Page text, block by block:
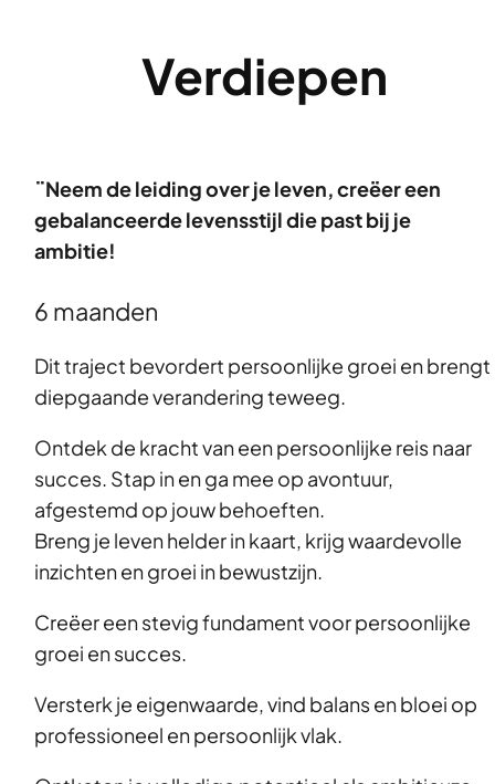
Verdiepen
¨Neem de leiding over je leven, creëer een
gebalanceerde levensstijl die past bij je
ambitie!
6 maanden
Dit traject bevordert persoonlijke groei en brengt
diepgaande verandering teweeg.
Ontdek de kracht van een persoonlijke reis naar
succes. Stap in en ga mee op avontuur,
afgestemd op jouw behoeften.
Breng je leven helder in kaart, krijg waardevolle
inzichten en groei in bewustzijn.
Creëer een stevig fundament voor persoonlijke
groei en succes.
Versterk je eigenwaarde, vind balans en bloei op
professioneel en persoonlijk vlak.